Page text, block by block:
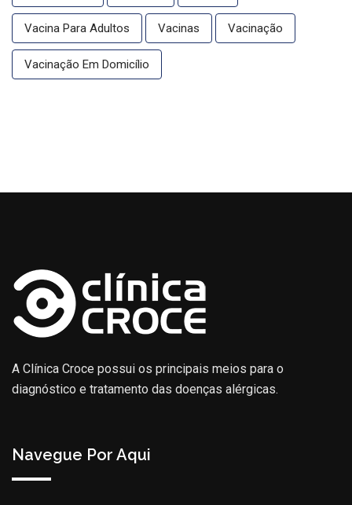
Vacina Para Adultos Vacinas Vacinação
Vacinação Em Domicílio
A Clínica Croce possui os principais meios para o
diagnóstico e tratamento das doenças alérgicas.
Navegue Por Aqui